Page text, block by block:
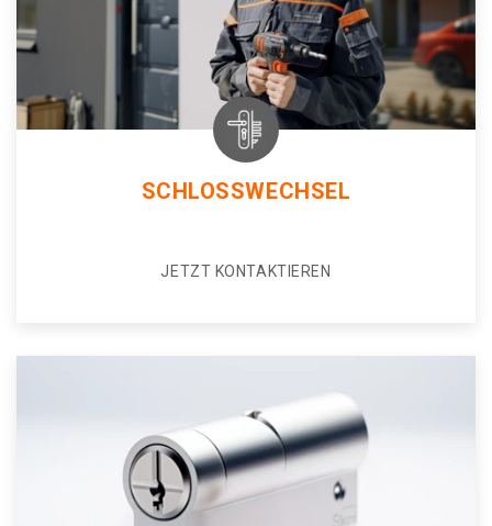
SCHLOSSWECHSEL
JETZT KONTAKTIEREN